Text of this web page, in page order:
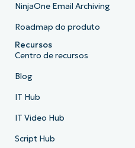
NinjaOne Email Archiving
Roadmap do produto
Recursos
Centro de recursos
Blog
IT Hub
IT Video Hub
Script Hub